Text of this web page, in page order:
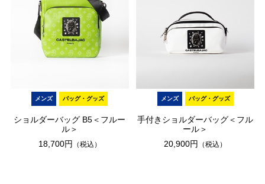
メンズ バッグ・グッズ
ショルダーバッグ B5＜フルー
ル＞
18,700円
（税込）
メンズ バッグ・グッズ
手付きショルダーバッグ＜フル
ール＞
20,900円
（税込）